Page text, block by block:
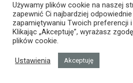
Używamy plików cookie na naszej
zapewnić Ci najbardziej
zapamiętywaniu Twoich preferencji
Klikając „Akceptuję”, wyrażasz
plików cookie.
Ustawienia Akceptuję